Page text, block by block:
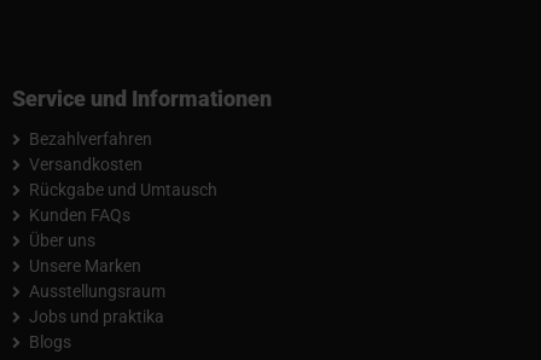
Service und Informationen
Bezahlverfahren
Versandkosten
Rückgabe und Umtausch
Kunden FAQs
Über uns
Unsere Marken
Ausstellungsraum
Jobs und praktika
Blogs